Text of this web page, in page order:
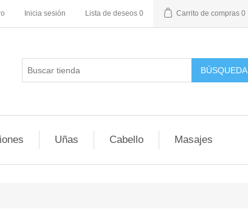
Inicia sesión Lista de deseos 0 Carrito de compras 0
BÚSQUEDA
Uñas Cabello Masajes